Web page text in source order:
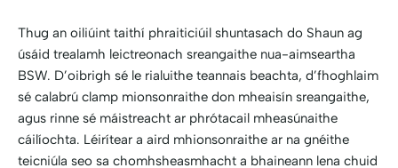
Thug an oiliúint taithí phraiticiúil shuntasach do Shaun ag
úsáid trealamh leictreonach sreangaithe nua-aimseartha
BSW. D’oibrigh sé le rialuithe teannais beachta, d’fhoghlaim
sé calabrú clamp mionsonraithe don mheaisín sreangaithe,
agus rinne sé máistreacht ar phrótacail mheasúnaithe
cáilíochta. Léirítear a aird mhionsonraithe ar na gnéithe
teicniúla seo sa chomhsheasmhacht a bhaineann lena chuid